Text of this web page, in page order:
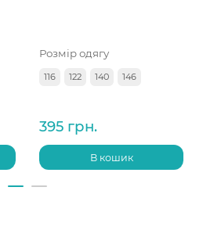
Розмір одягу
116 122 140 146
395 грн.
В кошик